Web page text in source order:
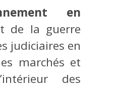
en
de la guerre
judiciaires en
marchés et
des